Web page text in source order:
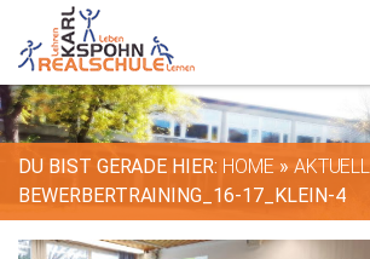
DU BIST GERADE HIER: HOME »
BEWERBERTRAINING_16-17_KLEIN-4